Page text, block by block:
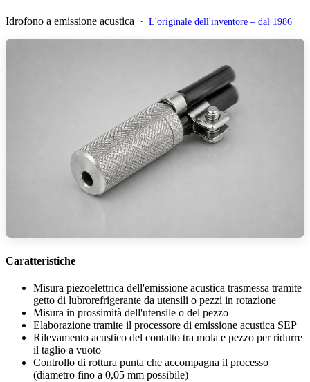
Idrofono a emissione acustica · L'originale dell'inventore – dal 1986
Caratteristiche
Misura piezoelettrica dell'emissione acustica trasmessa tramite
getto di lubrorefrigerante da utensili o pezzi in rotazione
Misura in prossimità dell'utensile o del pezzo
Elaborazione tramite il processore di emissione acustica SEP
Rilevamento acustico del contatto tra mola e pezzo per ridurre
il taglio a vuoto
Controllo di rottura punta che accompagna il processo
(diametro fino a 0,05 mm possibile)